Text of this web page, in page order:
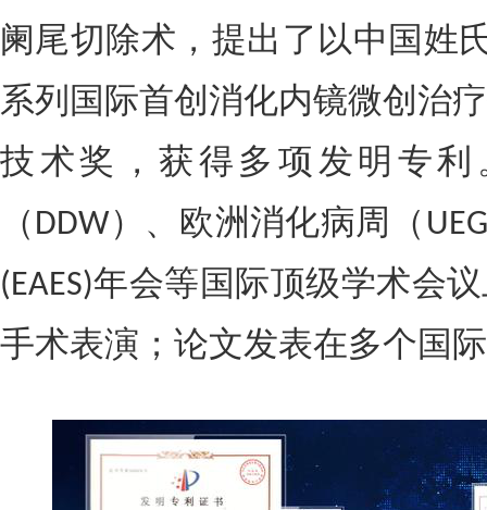
阑尾切除术，提出了以中国姓
系列国际首创消化内镜微创治
技术奖，获得多项发明专
（ DDW）、欧洲消化病周（
(EAES)年会等国际顶级学术会
手术表演；论文发表在多个国